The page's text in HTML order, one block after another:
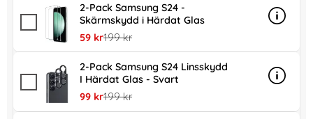
2-Pack Samsung S24 -
Skärmskydd i Härdat Glas
rea pris
59 krtidigare pris
199 kr
Info
mer
2-Pack Samsung S24 Linsskydd
I Härdat Glas - Svart
rea pris
99 krtidigare pris
199 kr
Info
mer